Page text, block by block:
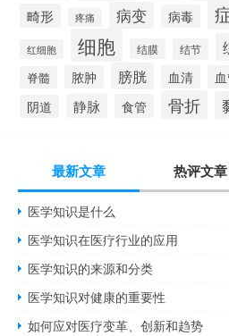
畸形 疼痛 病变 病毒
红细胞 细胞 结膜 结节
脊髓 脓肿 膀胱 血清
阴道 静脉 食管 骨折
最新文章 热评文章
医学知识是什么
医学知识在医疗行业的应用
医学知识的来源和分类
医学知识对健康的重要性
如何应对医疗变革、创新和趋势